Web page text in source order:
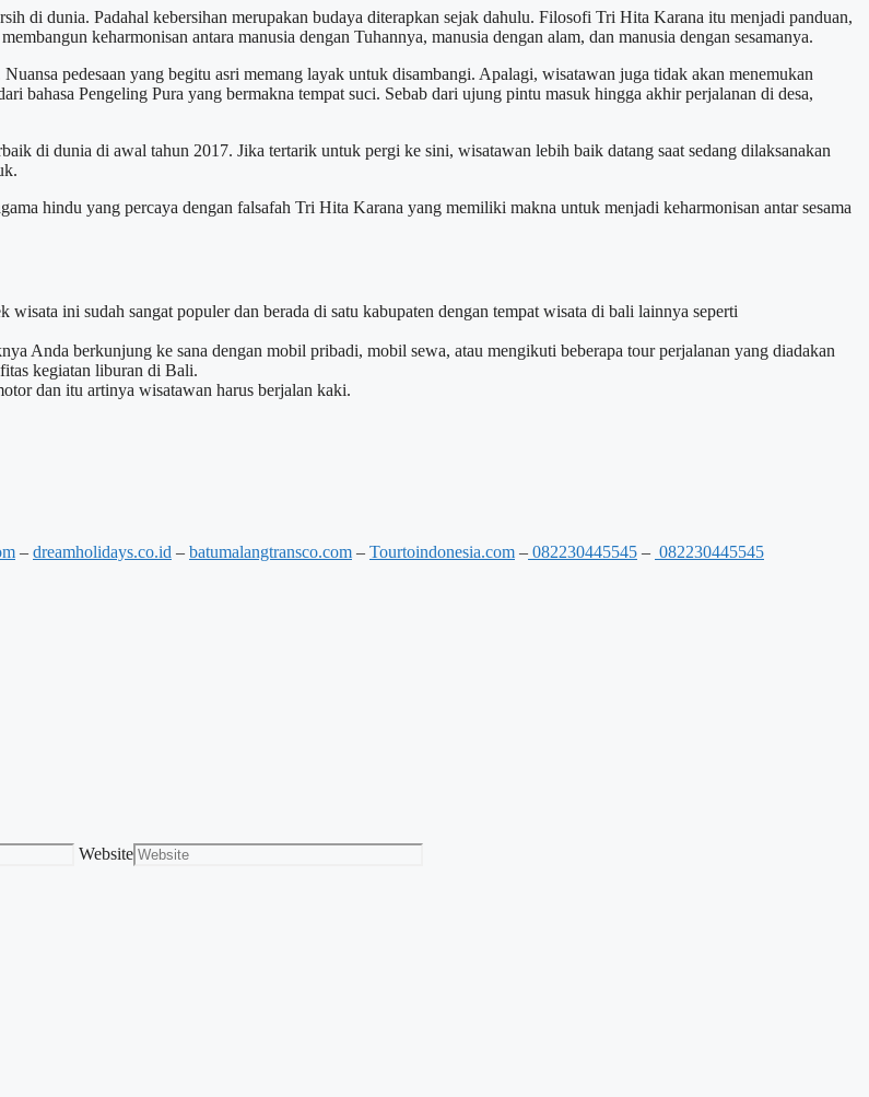
di dunia. Padahal kebersihan merupakan budaya diterapkan sejak dahulu. Filosofi Tri Hita Karana itu menjadi panduan,
keharmonisan antara manusia dengan Tuhannya, manusia dengan alam, dan manusia dengan sesamanya.
pedesaan yang begitu asri memang layak untuk disambangi. Apalagi, wisatawan juga tidak akan menemukan
bahasa Pengeling Pura yang bermakna tempat suci. Sebab dari ujung pintu masuk hingga akhir perjalanan di desa,
di dunia di awal tahun 2017. Jika tertarik untuk pergi ke sini, wisatawan lebih baik datang saat sedang dilaksanakan
hindu yang percaya dengan falsafah Tri Hita Karana yang memiliki makna untuk menjadi keharmonisan antar sesama
ini sudah sangat populer dan berada di satu kabupaten dengan tempat wisata di bali lainnya seperti
Anda berkunjung ke sana dengan mobil pribadi, mobil sewa, atau mengikuti beberapa tour perjalanan yang diadakan
kegiatan liburan di Bali.
dan itu artinya wisatawan harus berjalan kaki.
– dreamholidays.co.id – batumalangtransco.com – Tourtoindonesia.com – 082230445545 – 082230445545
Website